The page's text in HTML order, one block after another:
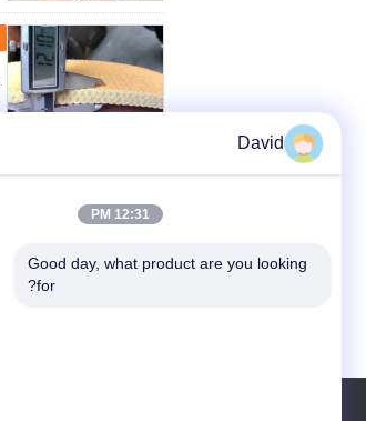
David
12:31 PM
Good day, what product are you looking
for?